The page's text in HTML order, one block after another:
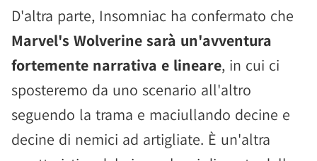
D'altra parte, Insomniac ha confermato che
Marvel's Wolverine sarà un'avventura
fortemente narrativa e lineare, in cui ci
sposteremo da uno scenario all'altro
seguendo la trama e maciullando decine e
decine di nemici ad artigliate. È un'altra